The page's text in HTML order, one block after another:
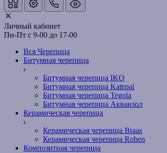
Личный кабинет
Пн-Пт с 9-00 до 17-00
Вся Черепица
Битумная черепица
Битумная черепица IKO
Битумная черепица Katepal
Битумная черепица Tegola
Битумная черепица Акваизол
Керамическая черепица
Керамическая черепица Braas
Керамическая черепица Roben
Композитная черепица